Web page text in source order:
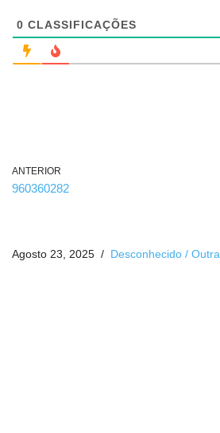
0 CLASSIFICAÇÕES
ANTERIOR
960360282
Agosto 23, 2025 Desconhecido / Outra